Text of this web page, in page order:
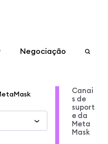
Negociação
Canai
s de
suport
e da
Meta
Mask